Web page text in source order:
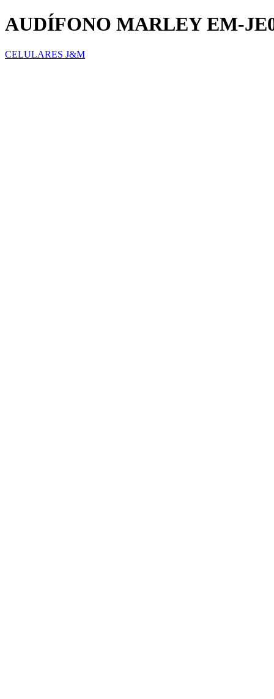
AUDÍFONO MARLEY EM-
CELULARES J&M